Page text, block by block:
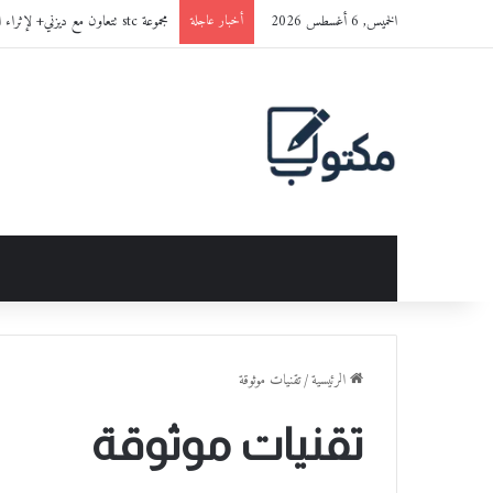
الخميس, 6 أغسطس 2026 أخبار عاجلة مجموعة stc تتعاون مع ديزني+ لإثراء المحتوى الترفيهي في المملكة
الرئيسية/تقنيات موثوقة
تقنيات موثوقة